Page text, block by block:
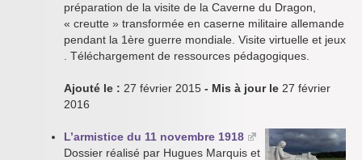
préparation de la visite de la Caverne du Dragon,
« creutte » transformée en caserne militaire allemande
pendant la 1ère guerre mondiale. Visite virtuelle et jeux
. Téléchargement de ressources pédagogiques.
Ajouté le : 27 février 2015 - Mis à jour le 27 février
2016
L’armistice du 11 novembre 1918
Dossier réalisé par Hugues Marquis et